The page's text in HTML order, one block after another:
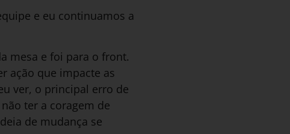
e eu continuamos a
mesa e foi para o front.
ação que impacte as
ver, o principal erro de
ter a coragem de
de mudança se